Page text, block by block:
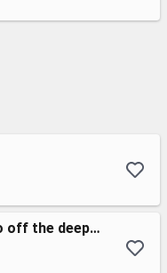
I been trying not to go off the deep end (remix №3)